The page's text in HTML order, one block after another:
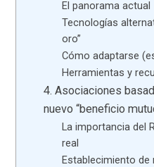
El panorama actual
Tecnologías
oro”
Cómo adaptarse
Herramientas y
4. Asociaciones
nuevo “beneficio
La importancia del
real
Establecimiento de